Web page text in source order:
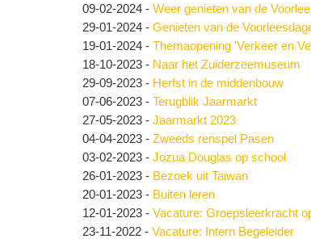
09-02-2024 - Weer genieten van de
29-01-2024 - Genieten van de
19-01-2024 - Themaopening 'Verkeer en
18-10-2023 - Naar het Zuiderzeemuseum
29-09-2023 - Herfst in de middenbouw
07-06-2023 - Terugblik Jaarmarkt
27-05-2023 - Jaarmarkt 2023
04-04-2023 - Zweeds renspel Pasen
03-02-2023 - Jozua Douglas op school
26-01-2023 - Bezoek uit Taiwan
20-01-2023 - Buiten leren
12-01-2023 - Vacature: Groepsleerkracht
23-11-2022 - Vacature: Intern Begeleider